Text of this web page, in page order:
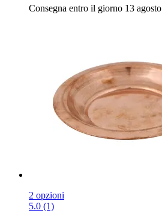
Consegna entro il giorno 13 agosto
2 opzioni
5.0 (1)